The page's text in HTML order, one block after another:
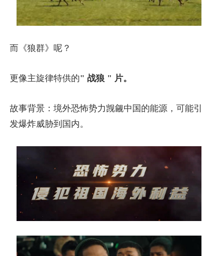
而《狼群》呢？
更像主旋律特供的" 战狼 " 片。
故事背景：境外恐怖势力觊觎中国的能源，可能引
发爆炸威胁到国内。